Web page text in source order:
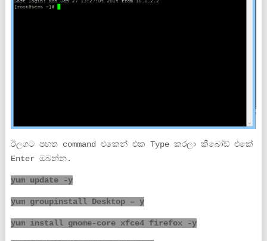
ඊලගට පහත command එකෙන් එක Type කරලා කීබෝඩ් එකේ
Enter ඔබන්න.
yum update -y
yum groupinstall Desktop – y
yum install gnome-core xfce4 firefox -y